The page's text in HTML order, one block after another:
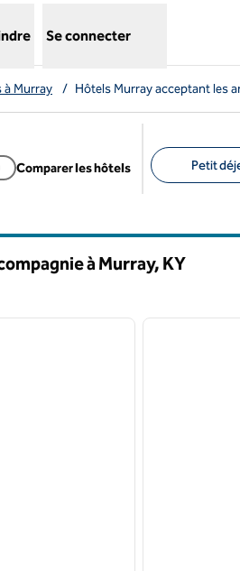
Se connecter
à Murray / Hôtels Murray acceptant les
Comparer les hôtels Petit
à Murray, KY
image suivante
1 sur 8